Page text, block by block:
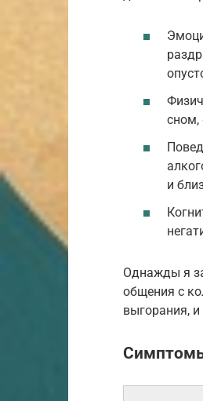
сном,
и
Однажды я
общения с
выгорания,